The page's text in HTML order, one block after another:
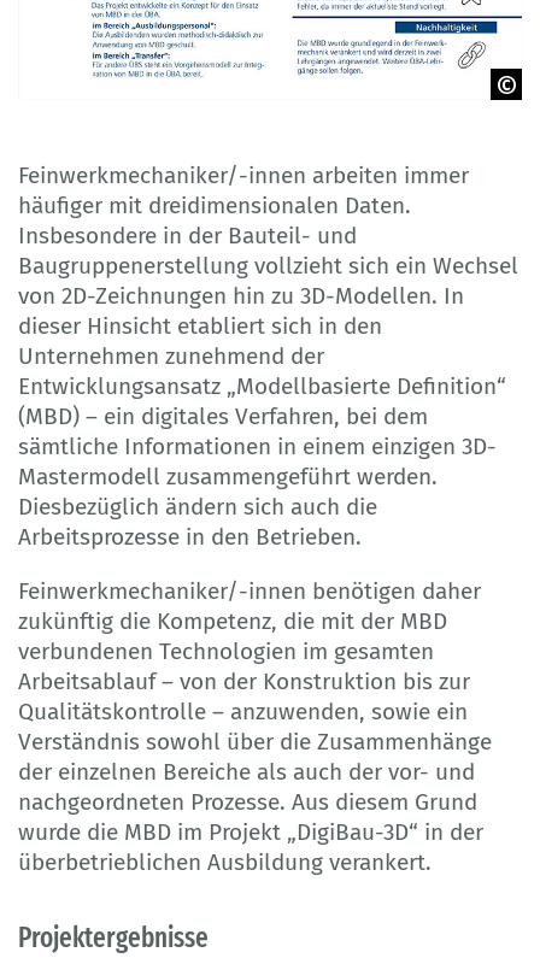
Feinwerkmechaniker/-innen arbeiten immer
häufiger mit dreidimensionalen Daten.
Insbesondere in der Bauteil- und
Baugruppenerstellung vollzieht sich ein Wechsel
von 2D-Zeichnungen hin zu 3D-Modellen. In
dieser Hinsicht etabliert sich in den
Unternehmen zunehmend der
Entwicklungsansatz „Modellbasierte Definition“
(MBD) – ein digitales Verfahren, bei dem
sämtliche Informationen in einem einzigen 3D-
Mastermodell zusammengeführt werden.
Diesbezüglich ändern sich auch die
Arbeitsprozesse in den Betrieben.
Feinwerkmechaniker/-innen benötigen daher
zukünftig die Kompetenz, die mit der MBD
verbundenen Technologien im gesamten
Arbeitsablauf – von der Konstruktion bis zur
Qualitätskontrolle – anzuwenden, sowie ein
Verständnis sowohl über die Zusammenhänge
der einzelnen Bereiche als auch der vor- und
nachgeordneten Prozesse. Aus diesem Grund
wurde die MBD im Projekt „DigiBau-3D“ in der
überbetrieblichen Ausbildung verankert.
Projektergebnisse